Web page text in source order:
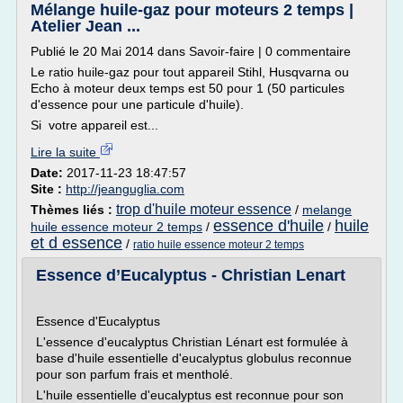
Mélange huile-gaz pour moteurs 2 temps |
Atelier Jean ...
Publié le 20 Mai 2014 dans Savoir-faire | 0 commentaire
Le ratio huile-gaz pour tout appareil Stihl, Husqvarna ou
Echo à moteur deux temps est 50 pour 1 (50 particules
d'essence pour une particule d'huile).
Si votre appareil est...
Lire la suite
Date: 2017-11-23 18:47:57
Site : http://jeanguglia.com
Thèmes liés : trop d'huile moteur essence / melange
huile essence moteur 2 temps / essence d'huile / huile
et d essence / ratio huile essence moteur 2 temps
Essence d’Eucalyptus - Christian Lenart
Essence d'Eucalyptus
L'essence d'eucalyptus Christian Lénart est formulée à
base d'huile essentielle d'eucalyptus globulus reconnue
pour son parfum frais et mentholé.
L'huile essentielle d'eucalyptus est reconnue pour son